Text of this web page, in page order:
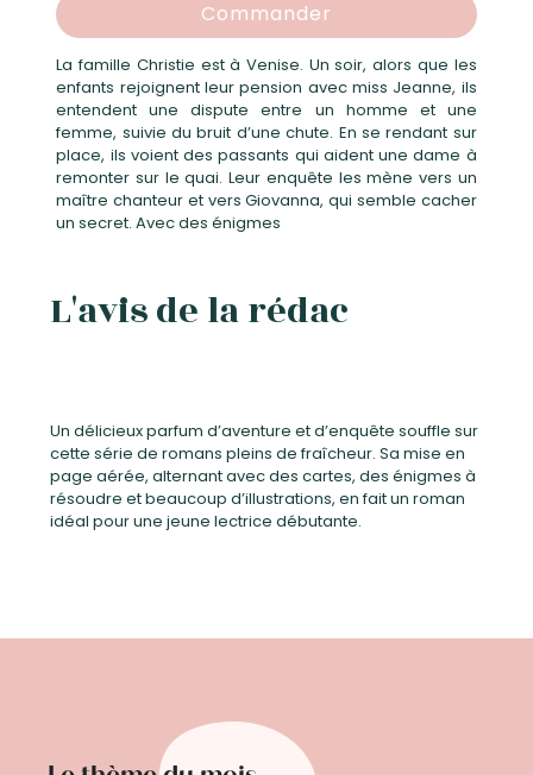
Commander
La famille Christie est à Venise. Un soir, alors que les
enfants rejoignent leur pension avec miss Jeanne, ils
entendent une dispute entre un homme et une
femme, suivie du bruit d’une chute. En se rendant sur
place, ils voient des passants qui aident une dame à
remonter sur le quai. Leur enquête les mène vers un
maître chanteur et vers Giovanna, qui semble cacher
un secret. Avec des énigmes
L'avis de la rédac
Un délicieux parfum d’aventure et d’enquête souffle sur
cette série de romans pleins de fraîcheur. Sa mise en
page aérée, alternant avec des cartes, des énigmes à
résoudre et beaucoup d’illustrations, en fait un roman
idéal pour une jeune lectrice débutante.